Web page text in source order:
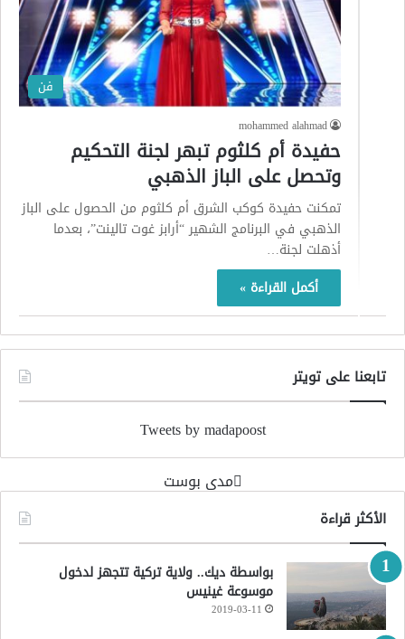
فن
mohammed alahmad
حفيدة أم كلثوم تبهر لجنة التحكيم
وتحصل على الباز الذهبي
تمكنت حفيدة كوكب الشرق أم كلثوم من الحصول على الباز
الذهبي في البرنامج الشهير “أرابز غوت تالينت”، بعدما
أذهلت لجنة…
أكمل القراءة »
تابعنا على تويتر
Tweets by madapoost
‏مدى بوست‏
الأكثر قراءة
بواسطة ديك.. ولاية تركية تتجهز لدخول
موسوعة غينيس
2019-03-11